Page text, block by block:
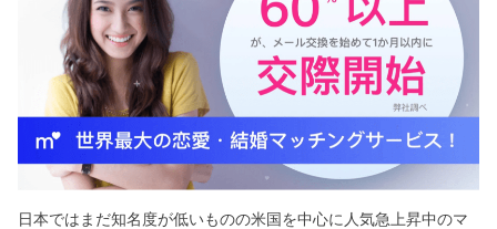
日本ではまだ知名度が低いものの米国を中心に人気急上昇中のマ